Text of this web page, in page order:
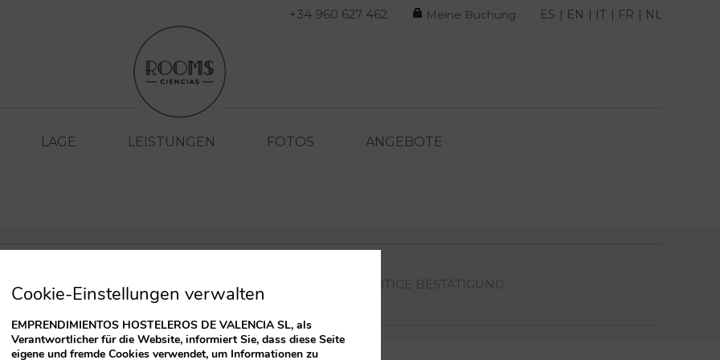
+34 960 627 462 Meine Buchung ES EN IT FR NL
LAGE LEISTUNGEN FOTOS ANGEBOTE
SOFORTIGE BESTÄTIGUNG
Cookie-Einstellungen verwalten
EMPRENDIMIENTOS HOSTELEROS DE VALENCIA SL, als
Verantwortlicher für die Website, informiert Sie, dass diese Seite
eigene und fremde Cookies verwendet, um Informationen zu